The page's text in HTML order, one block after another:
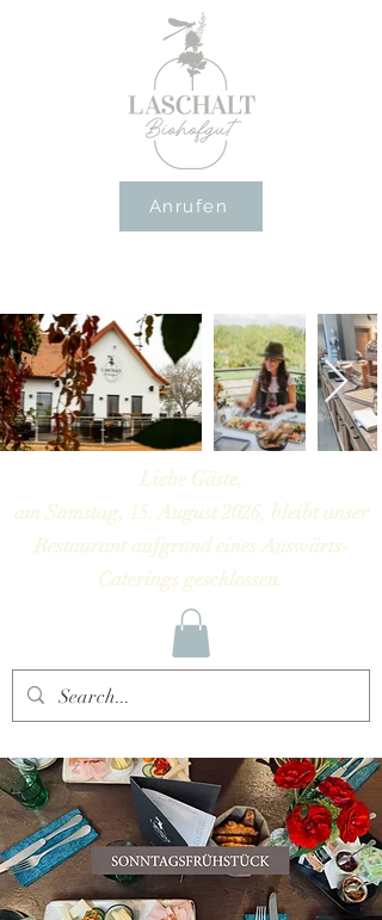
Anrufen
Liebe Gäste,
am Samstag, 15. August 2026, bleibt unser
Restaurant aufgrund eines Auswärts-
Caterings geschlossen.